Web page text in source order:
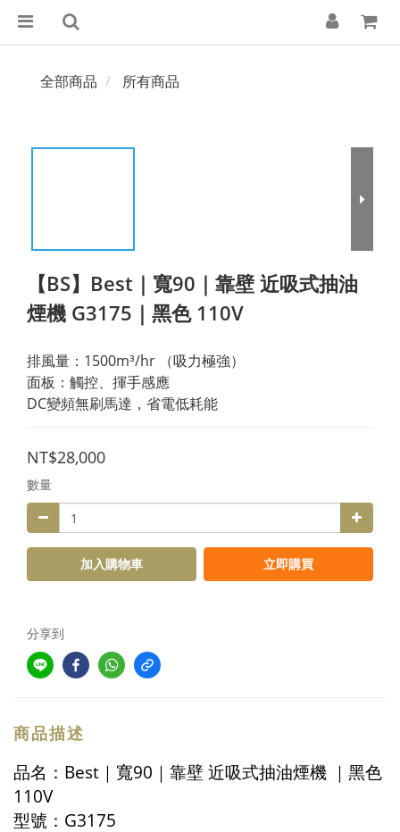
全部商品 所有商品
【BS】Best｜寬90｜靠壁 近吸式抽油
煙機 G3175｜黑色 110V
排風量：1500m³/hr （吸力極強）
面板：觸控、揮手感應
DC變頻無刷馬達，省電低耗能
NT$28,000
數量
加入購物車 立即購買
分享到
商品描述
品名： Best｜寬90｜靠壁 近吸式抽油煙機 ｜黑色
110V
型號： G3175